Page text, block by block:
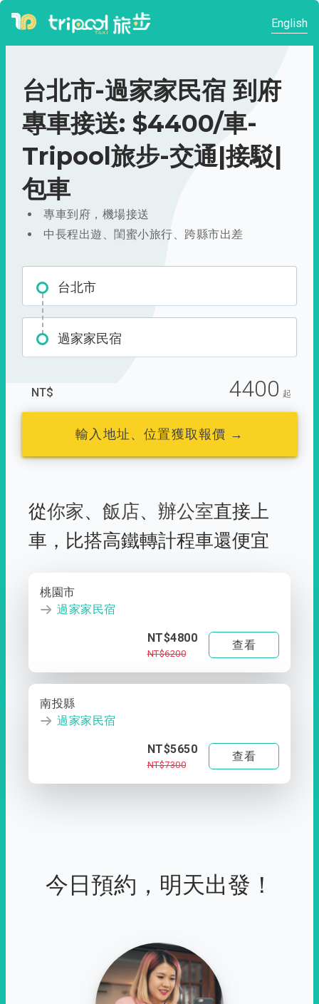
English
台北市-過家家民宿 到府
專車接送: $4400/車-
Tripool旅步-交通|接駁|
包車
專車到府，機場接送
中長程出遊、閨蜜小旅行、跨縣市出差
台北市
過家家民宿
NT$ 4400 起
輸入地址、位置獲取報價 →
從你家、 飯店、 辦公室直接上
車， 比搭高鐵轉計程車還便宜
桃園市
過家家民宿
NT$4800
NT$6200
查看
南投縣
過家家民宿
NT$5650
NT$7300
查看
今日預約，明天出發！